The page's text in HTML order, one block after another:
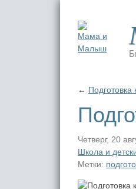
← Подготовка
Четверг, 20
Школа и
Метки: